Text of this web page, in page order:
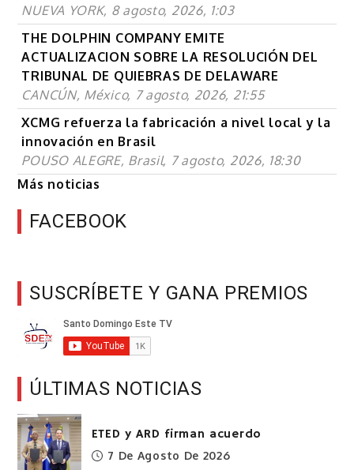
NUEVA YORK, 8 agosto, 2026, 1:03
THE DOLPHIN COMPANY EMITE
ACTUALIZACION SOBRE LA RESOLUCIÓN DEL
TRIBUNAL DE QUIEBRAS DE DELAWARE
CANCÚN, México, 7 agosto, 2026, 21:55
XCMG refuerza la fabricación a nivel local y la
innovación en Brasil
POUSO ALEGRE, Brasil, 7 agosto, 2026, 18:30
Más noticias
FACEBOOK
SUSCRÍBETE Y GANA PREMIOS
ÚLTIMAS NOTICIAS
ETED y ARD firman acuerdo
7 De Agosto De 2026